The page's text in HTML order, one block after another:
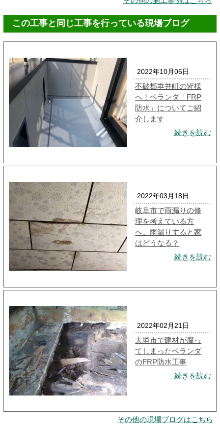
この工事と同じ工事を行っている現場ブログ
2022年10月06日
不破郡垂井町の皆様
へ！ベランダ「FRP
防水」についてご紹
介します
続きを読む
2022年03月18日
岐阜市で雨漏りの修
理を考えている方
へ。雨漏りすると家
はどうなる？
続きを読む
2022年02月21日
大垣市で建材が腐っ
てしまったベランダ
のFRP防水工事
続きを読む
その他の現場ブログはこちら